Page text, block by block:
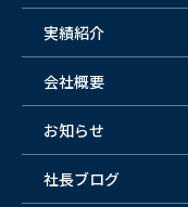
実績紹介
会社概要
お知らせ
社長ブログ